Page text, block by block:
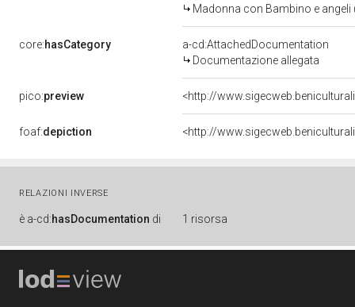
Madonna con Bambino e
core:hasCategory
a-cd:AttachedDocumentation
Documentazione allegata
pico:preview <http://
foaf:depiction <http://
RELAZIONI INVERSE
è a-cd:hasDocumentation di 1 risorsa